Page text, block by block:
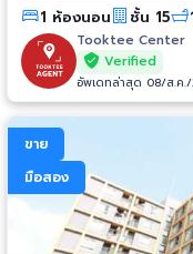
รามอินทรา-อาจณรงค์
1 ห้องนอน ชั้น 15
Tooktee Center
Verified
อัพเดทล่าสุด 08/ส.ค./
ขาย
มือสอง